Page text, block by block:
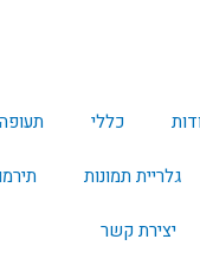
כללי
גלריית תמונות
יצירת קשר